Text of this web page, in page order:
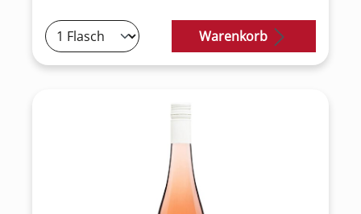
Warenkorb